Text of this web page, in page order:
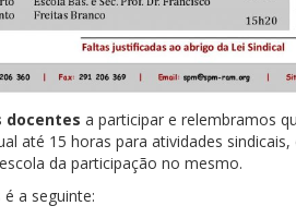
docentes a participar e relembramos
até 15 horas para atividades
da participação no mesmo.
a seguinte: